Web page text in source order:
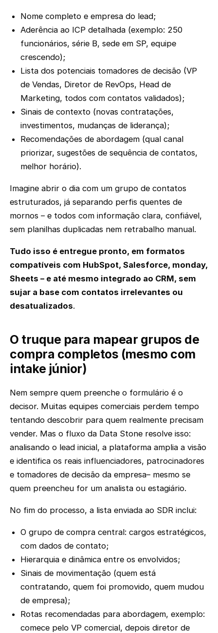
Nome completo e empresa do lead;
Aderência ao ICP detalhada (exemplo: 250
funcionários, série B, sede em SP, equipe
crescendo);
Lista dos potenciais tomadores de decisão (VP
de Vendas, Diretor de RevOps, Head de
Marketing, todos com contatos validados);
Sinais de contexto (novas contratações,
investimentos, mudanças de liderança);
Recomendações de abordagem (qual canal
priorizar, sugestões de sequência de contatos,
melhor horário).
Imagine abrir o dia com um grupo de contatos
estruturados, já separando perfis quentes de
mornos – e todos com informação clara, confiável,
sem planilhas duplicadas nem retrabalho manual.
Tudo isso é entregue pronto, em formatos
compatíveis com HubSpot, Salesforce, monday,
Sheets – e até mesmo integrado ao CRM, sem
sujar a base com contatos irrelevantes ou
desatualizados.
O truque para mapear grupos de
compra completos (mesmo com
intake júnior)
Nem sempre quem preenche o formulário é o
decisor. Muitas equipes comerciais perdem tempo
tentando descobrir para quem realmente precisam
vender. Mas o fluxo da Data Stone resolve isso:
analisando o lead inicial, a plataforma amplia a visão
e identifica os reais influenciadores, patrocinadores
e tomadores de decisão da empresa– mesmo se
quem preencheu for um analista ou estagiário.
No fim do processo, a lista enviada ao SDR inclui:
O grupo de compra central: cargos estratégicos,
com dados de contato;
Hierarquia e dinâmica entre os envolvidos;
Sinais de movimentação (quem está
contratando, quem foi promovido, quem mudou
de empresa);
Rotas recomendadas para abordagem, exemplo:
comece pelo VP comercial, depois diretor de